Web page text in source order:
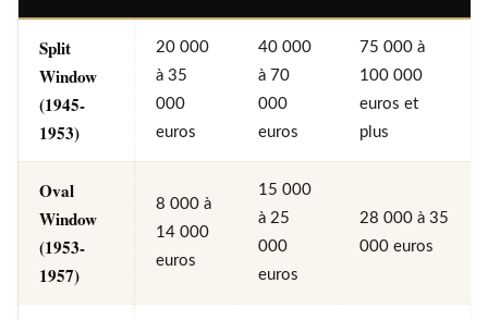
Split
Window
(1945-
1953)
20 000
à 35
000
euros
40 000
à 70
000
euros
75 000 à
100 000
euros et
plus
Oval
Window
(1953-
1957)
8 000 à
14 000
euros
15 000
à 25
000
euros
28 000 à 35
000 euros